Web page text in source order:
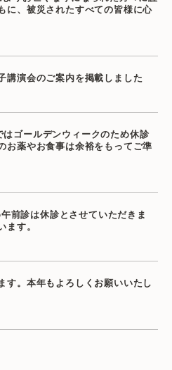
に、被災されたすべての皆様に心
講演会のご案内を掲載しました
ゴールデンウィークのため休診
お薬やお食事は余裕をもってご準
前診は休診とさせていただきま
ます。
す。本年もよろしくお願いいたし